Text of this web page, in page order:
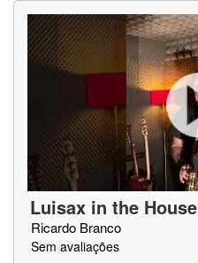
Luisax in the House
Ricardo Branco
Sem avaliações